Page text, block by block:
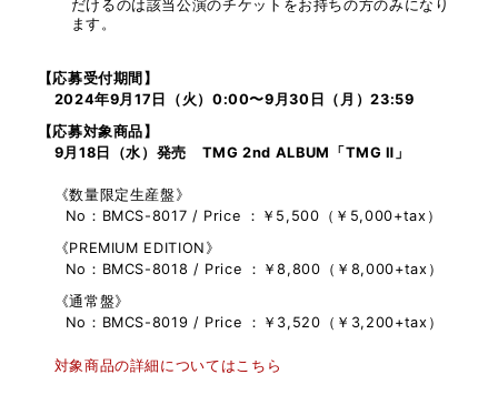
だけるのは該当公演のチケットをお持ちの方のみになり
ます。
【応募受付期間】
2024年9月17日（火）0:00〜9月30日（月）23:59
【応募対象商品】
9月18日（水）発売 TMG 2nd ALBUM「TMG Ⅱ」
《数量限定生産盤》
No：BMCS-8017 / Price ：￥5,500（￥5,000+tax）
《PREMIUM EDITION》
No：BMCS-8018 / Price ：￥8,800（￥8,000+tax）
《通常盤》
No：BMCS-8019 / Price ：￥3,520（￥3,200+tax）
対象商品の詳細についてはこちら